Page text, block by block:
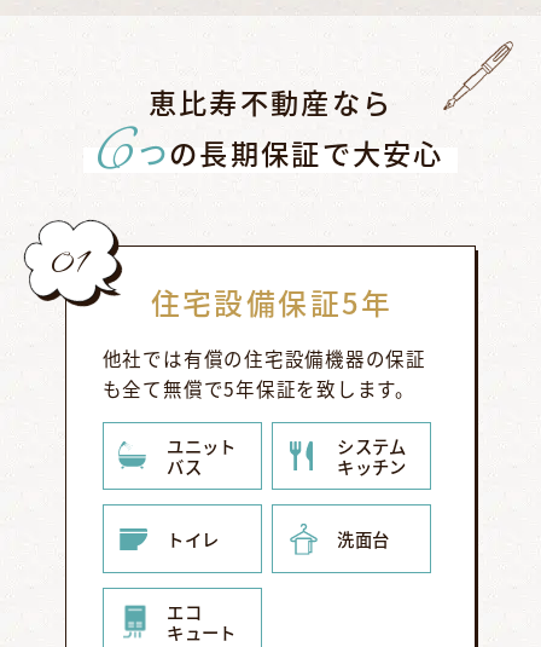
恵比寿不動産なら
6つの長期保証で大安心
01
住宅設備保証5年
他社では有償の住宅設備機器の保証
も全て無償で5年保証を致します。
ユニット
バス
システム
キッチン
トイレ 洗面台
エコ
キュート